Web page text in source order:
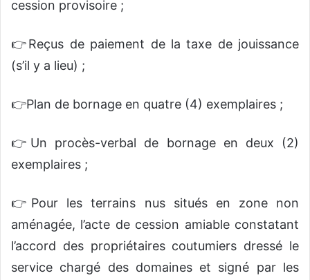
cession provisoire ;
👉Reçus de paiement de la taxe de jouissance
(s’il y a lieu) ;
👉Plan de bornage en quatre (4) exemplaires ;
👉Un procès-verbal de bornage en deux (2)
exemplaires ;
👉Pour les terrains nus situés en zone non
aménagée, l’acte de cession amiable constatant
l’accord des propriétaires coutumiers dressé le
service chargé des domaines et signé par les